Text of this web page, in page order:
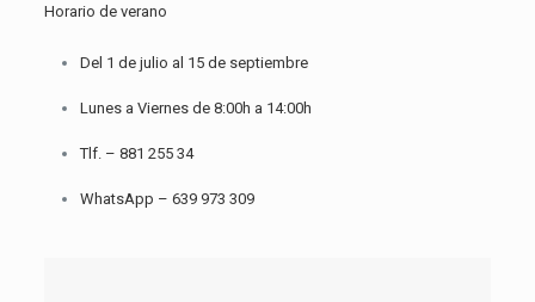
Horario de verano
Del 1 de julio al 15 de septiembre
Lunes a Viernes de 8:00h a 14:00h
Tlf. – 881 255 34
WhatsApp – 639 973 309